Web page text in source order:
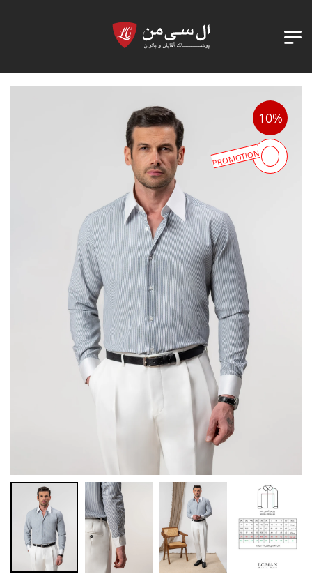
10%
PROMOTION